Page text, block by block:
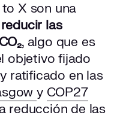
X son una
reducir las
CO₂, algo que es
objetivo fijado
ratificado en las
y COP27
reducción de las